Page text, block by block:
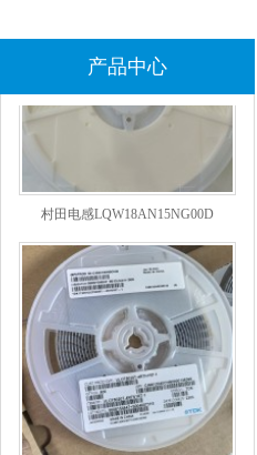
产品中心
村田电感LQW18AN15NG00D